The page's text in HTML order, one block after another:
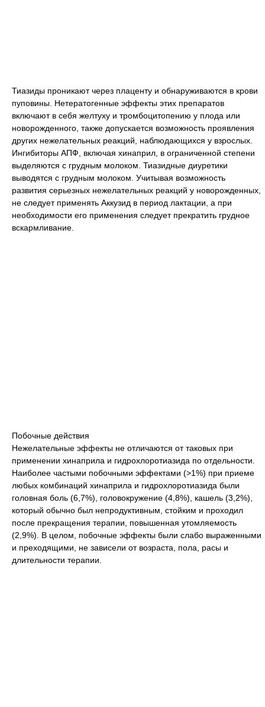
Тиазиды проникают через плаценту и обнаруживаются в крови
пуповины. Нетератогенные эффекты этих препаратов
включают в себя желтуху и тромбоцитопению у плода или
новорожденного, также допускается возможность проявления
других нежелательных реакций, наблюдающихся у взрослых.
Ингибиторы АПФ, включая хинаприл, в ограниченной степени
выделяются с грудным молоком. Тиазидные диуретики
выводятся с грудным молоком. Учитывая возможность
развития серьезных нежелательных реакций у новорожденных,
не следует применять Аккузид в период лактации, а при
необходимости его применения следует прекратить грудное
вскармливание.
Побочные действия
Нежелательные эффекты не отличаются от таковых при
применении хинаприла и гидрохлоротиазида по отдельности.
Наиболее частыми побочными эффектами (>1%) при приеме
любых комбинаций хинаприла и гидрохлоротиазида были
головная боль (6,7%), головокружение (4,8%), кашель (3,2%),
который обычно был непродуктивным, стойким и проходил
после прекращения терапии, повышенная утомляемость
(2,9%). В целом, побочные эффекты были слабо выраженными
и преходящими, не зависели от возраста, пола, расы и
длительности терапии.